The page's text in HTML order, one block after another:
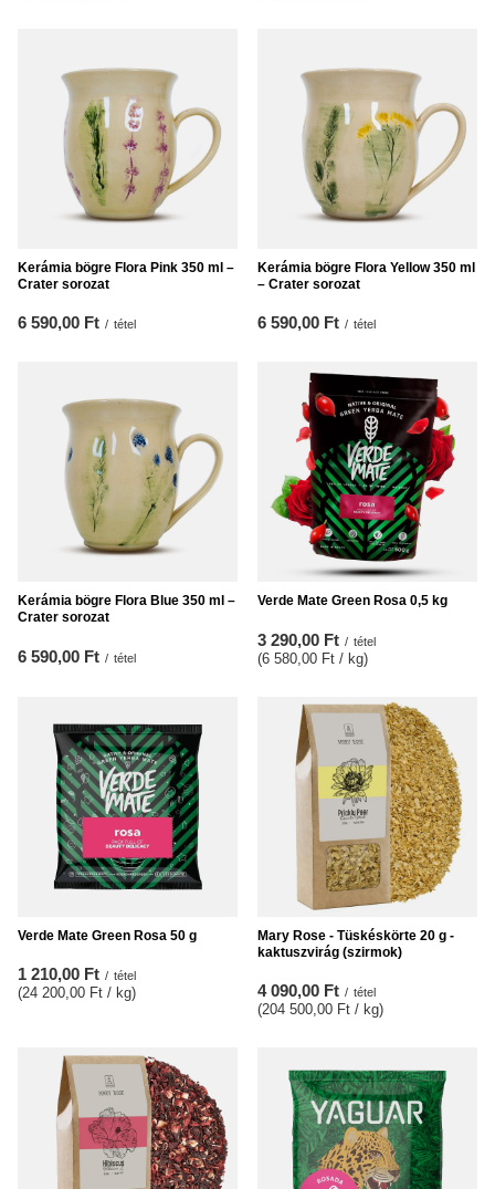
Kerámia bögre Flora Pink 350 ml –
Crater sorozat
6 590,00 Ft / tétel
Kerámia bögre Flora Yellow 350 ml
– Crater sorozat
6 590,00 Ft / tétel
Kerámia bögre Flora Blue 350 ml –
Crater sorozat
6 590,00 Ft / tétel
Verde Mate Green Rosa 0,5 kg
3 290,00 Ft / tétel
(6 580,00 Ft / kg)
Verde Mate Green Rosa 50 g
1 210,00 Ft / tétel
(24 200,00 Ft / kg)
Mary Rose - Tüskéskörte 20 g -
kaktuszvirág (szirmok)
4 090,00 Ft / tétel
(204 500,00 Ft / kg)